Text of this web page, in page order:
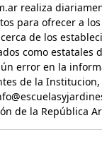
realiza
para ofrecer a
de los
como estatales
error en la
de la
de la República